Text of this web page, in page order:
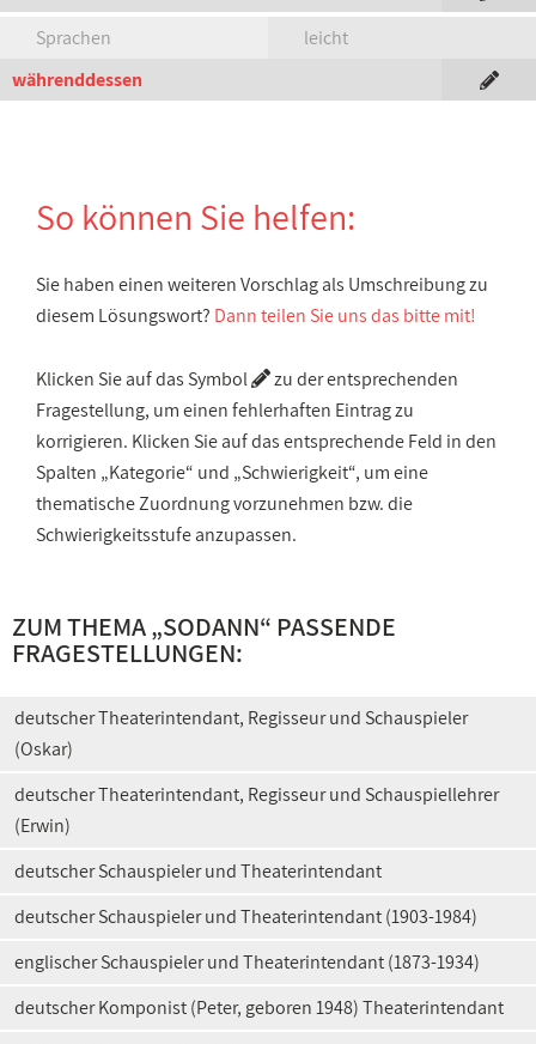
Sprachen
leicht
währenddessen
So können Sie helfen:
Sie haben einen weiteren Vorschlag als Umschreibung zu
diesem Lösungswort? Dann teilen Sie uns das bitte mit!
Klicken Sie auf das Symbol
zu der entsprechenden
Fragestellung, um einen fehlerhaften Eintrag zu
korrigieren. Klicken Sie auf das entsprechende Feld in den
Spalten „Kategorie“ und „Schwierigkeit“, um eine
thematische Zuordnung vorzunehmen bzw. die
Schwierigkeitsstufe anzupassen.
ZUM THEMA „SODANN“ PASSENDE
FRAGESTELLUNGEN:
deutscher Theaterintendant, Regisseur und Schauspieler
(Oskar)
deutscher Theaterintendant, Regisseur und Schauspiellehrer
(Erwin)
deutscher Schauspieler und Theaterintendant
deutscher Schauspieler und Theaterintendant (1903-1984)
englischer Schauspieler und Theaterintendant (1873-1934)
deutscher Komponist (Peter, geboren 1948) Theaterintendant